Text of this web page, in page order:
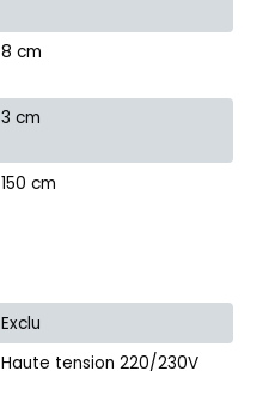
8 cm
3 cm
150 cm
Exclu
Haute tension 220/230V